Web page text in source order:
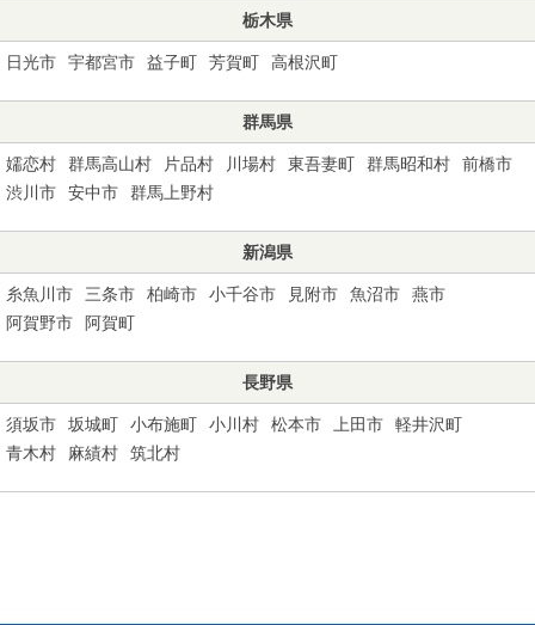
栃木県
日光市 宇都宮市 益子町 芳賀町 高根沢町
群馬県
嬬恋村 群馬高山村 片品村 川場村 東吾妻町 群馬昭和村
前橋市
渋川市
安中市 群馬上野村
新潟県
糸魚川市 三条市 柏崎市 小千谷市 見附市 魚沼市
燕市
阿賀野市
阿賀町
長野県
須坂市 坂城町 小布施町 小川村 松本市 上田市
軽井沢町
青木村
麻績村 筑北村